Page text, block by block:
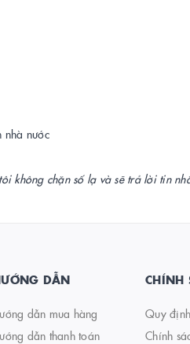
nhà nước
không chặn số lạ và sẽ trả lời tin
DẪN
dẫn mua hàng
dẫn thanh toán
CHÍNH
Quy
Chính